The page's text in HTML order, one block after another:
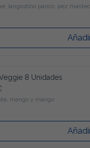
langostino panco, pez
8 Unidades
mango y mango